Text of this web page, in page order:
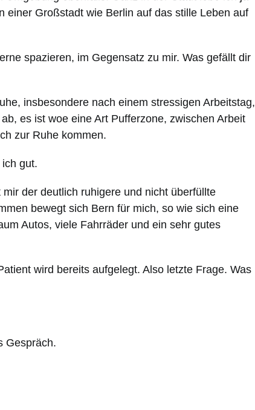
einer Großstadt wie Berlin auf das stille Leben auf
spazieren, im Gegensatz zu mir. Was gefällt dir
insbesondere nach einem stressigen Arbeitstag,
es ist woe eine Art Pufferzone, zwischen Arbeit
zur Ruhe kommen.
gut.
der deutlich ruhigere und nicht überfüllte
bewegt sich Bern für mich, so wie sich eine
Autos, viele Fahrräder und ein sehr gutes
wird bereits aufgelegt. Also letzte Frage. Was
Gespräch.